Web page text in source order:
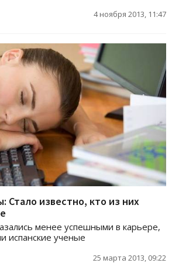
4 ноября 2013, 11:47
Стало известно, кто из них
менее успешными в карьере,
испанские ученые
25 марта 2013, 09:22